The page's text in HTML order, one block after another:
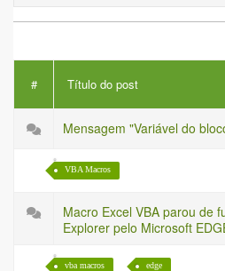
# Título do post
Mensagem "Variável do
VBA Macros
Macro Excel VBA parou de
Explorer pelo Microsoft
vba macros edge